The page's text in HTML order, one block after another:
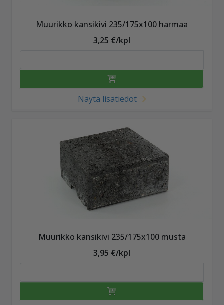
Muurikko kansikivi 235/175x100 harmaa
3,25 €/kpl
Näytä lisätiedot
Muurikko kansikivi 235/175x100 musta
3,95 €/kpl